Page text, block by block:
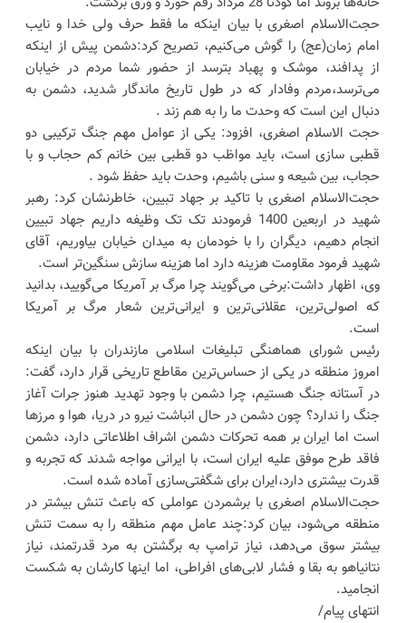
حجت‌الاسلام اصغری با بیان اینکه ما فقط حرف ولی خدا و نایب
امام زمان(عج) را گوش می‌کنیم، تصریح کرد:دشمن پیش از اینکه
از پدافند، موشک و پهباد بترسد از حضور شما مردم در خیابان
می‌ترسد،مردم وفادار که در طول تاریخ ماندگار شدید، دشمن به
دنبال این است که وحدت ما را به هم زند .
حجت الاسلام اصغری، افزود: یکی از عوامل مهم جنگ ترکیبی دو
قطبی سازی است، باید مواظب دو قطبی بین خانم کم حجاب و با
حجاب، بین شیعه و سنی باشیم، وحدت باید حفظ شود .
حجت‌الاسلام اصغری با تاکید بر جهاد تبیین، خاطرنشان کرد: رهبر
شهید در اربعین 1400 فرمودند تک تک وظیفه داریم جهاد تبیین
انجام دهیم، دیگران را با خودمان به میدان خیابان بیاوریم، آقای
شهید فرمود مقاومت هزینه دارد اما هزینه سازش سنگین‌تر است.
وی، اظهار داشت:برخی می‌گویند چرا مرگ بر آمریکا می‌گویید، بدانید
که اصولی‌ترین، عقلانی‌ترین و ایرانی‌ترین شعار مرگ بر آمریکا
است.
رئیس شورای هماهنگی تبلیغات اسلامی مازندران با بیان اینکه
امروز منطقه در یکی از حساس‌ترین مقاطع تاریخی قرار دارد، گفت:
در آستانه جنگ هستیم، چرا دشمن با وجود تهدید هنوز جرات آغاز
جنگ را ندارد؟ چون دشمن در حال انباشت نیرو در دریا، هوا و مرزها
است اما ایران بر همه تحرکات دشمن اشراف اطلاعاتی دارد، دشمن
فاقد طرح موفق علیه ایران است، با ایرانی مواجه شدند که تجربه و
قدرت بیشتری دارد،ایران برای شگفتی‌سازی آماده شده است.
حجت‌الاسلام اصغری با برشمردن عواملی که باعث تنش بیشتر در
منطقه می‌شود، بیان کرد:چند عامل مهم منطقه را به سمت تنش
بیشتر سوق می‌دهد، نیاز ترامپ به برگشتن به مرد قدرتمند، نیاز
نتانیاهو به بقا و فشار لابی‌های افراطی، اما اینها کارشان به شکست
انجامید.
انتهای پیام/